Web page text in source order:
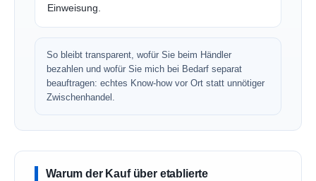
Einweisung.
So bleibt transparent, wofür Sie beim Händler
bezahlen und wofür Sie mich bei Bedarf separat
beauftragen: echtes Know-how vor Ort statt unnötiger
Zwischenhandel.
Warum der Kauf über etablierte